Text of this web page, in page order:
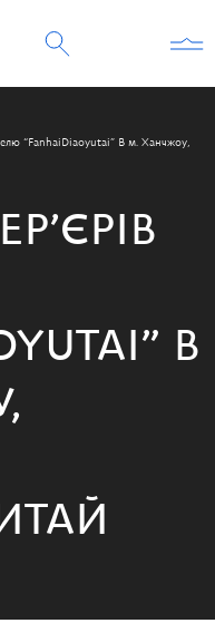
“FanhaiDiaoyutai” В м. Ханчжоу,
В